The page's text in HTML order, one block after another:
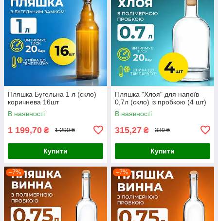
Пляшка Бугельна 1 л (скло)
коричнева 16шт
В наявності
1 199,70 ₴ 1 290 ₴
Купити
Пляшка "Хлоя" для напоїв
0,7л (скло) із пробкою (4 шт)
В наявності
315,27 ₴ 339 ₴
Купити
–7% –7%